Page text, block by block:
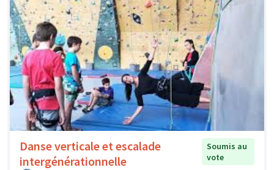
Danse verticale et escalade
intergénérationnelle
Soumis au
vote